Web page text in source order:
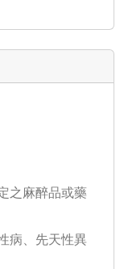
之麻醉品或藥
病、先天性異